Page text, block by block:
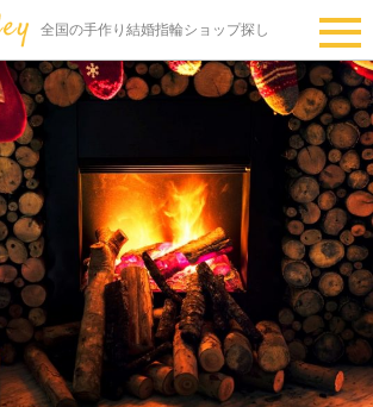
全国の手作り結婚指輪ショップ探し